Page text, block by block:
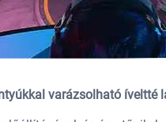
varázsolható íveltté